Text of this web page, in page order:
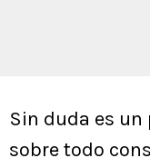
Sin duda es
sobre todo